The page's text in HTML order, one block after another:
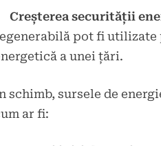
Creșterea securității
pot fi utilizate
a unei țări.
schimb, sursele de
ar fi: